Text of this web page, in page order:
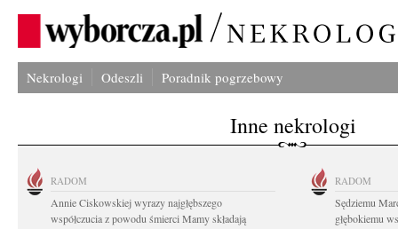
Nekrologi Odeszli Poradnik pogrzebowy
Inne nekrologi
RADOM
Annie Ciskowskiej wyrazy najgłębszego
współczucia z powodu śmierci Mamy składają
RADOM
Sędziemu
głębokiemu